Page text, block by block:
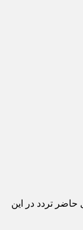
حاضر تردد در این